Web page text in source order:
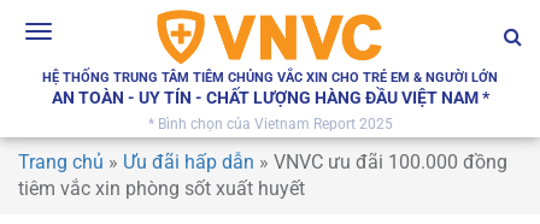
Toggle
HỆ THỐNG TRUNG TÂM TIÊM CHỦNG VẮC XIN CHO TRẺ EM & NGƯỜI LỚN
AN TOÀN - UY TÍN - CHẤT LƯỢNG HÀNG ĐẦU VIỆT NAM *
* Bình chọn của Vietnam Report 2025
Trang chủ » Ưu đãi hấp dẫn » VNVC ưu đãi 100.000 đồng
tiêm vắc xin phòng sốt xuất huyết